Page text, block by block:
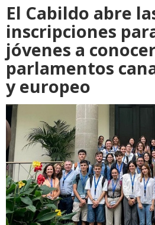
El Cabildo abre
inscripciones
jóvenes a
parlamentos
y europeo